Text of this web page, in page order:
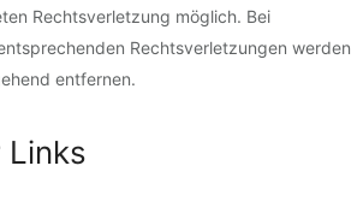
Rechtsverletzung möglich. Bei
Rechtsverletzungen werden
entfernen.
Links